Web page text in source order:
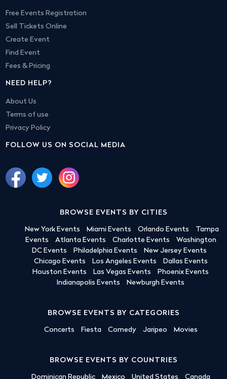
Free Events Registration
Sell Tickets Online
Create Event
Find Event
Fees & Pricing
NEED HELP?
About Us
Terms of use
Privacy Policy
FOLLOW US ON SOCIAL MEDIA
BROWSE EVENTS BY CITIES
New York Events Miami Events Orlando Events
Tampa
Events
Atlanta Events Charlotte Events
Washington
DC Events
Philadelphia Events
New Jersey Events
Chicago Events
Los Angeles Events
Dallas Events
Houston Events
Las Vegas Events
Phoenix Events
Indianapolis Events
Newburgh Events
BROWSE EVENTS BY CATEGORIES
Concerts Fiesta Comedy Jaripeo Movies
BROWSE EVENTS BY COUNTRIES
Dominican Republic Mexico United States Canada